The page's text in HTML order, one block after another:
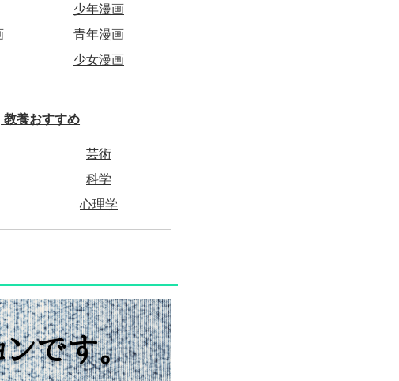
少年漫画
青年漫画
少女漫画
教養おすすめ
芸術
科学
心理学